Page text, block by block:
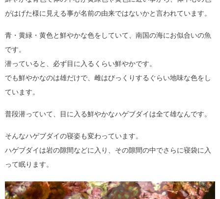
がはげた様に見える事が名前の由来ではないかと言われています。
青・黄緑・黄色と鮮やかな色をしていて、南国の海にお似合いの魚
です。
潜っていると、必ず目に入るくらい鮮やかです。
でも鮮やかなのは雄だけで、雌はびっくりするぐらい地味な色をし
ています。
普段潜っていて、目に入る鮮やかなハゲブダイは全て雄なんです。
そんなハゲブダイの寝姿も変わっています。
ハゲブダイは岩の隙間などに入り、その隙間の中でさらに寝袋に入
って眠ります。